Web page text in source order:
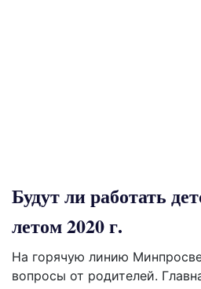
Будут ли работать
летом 2020 г.
На горячую линию
вопросы от родителей.